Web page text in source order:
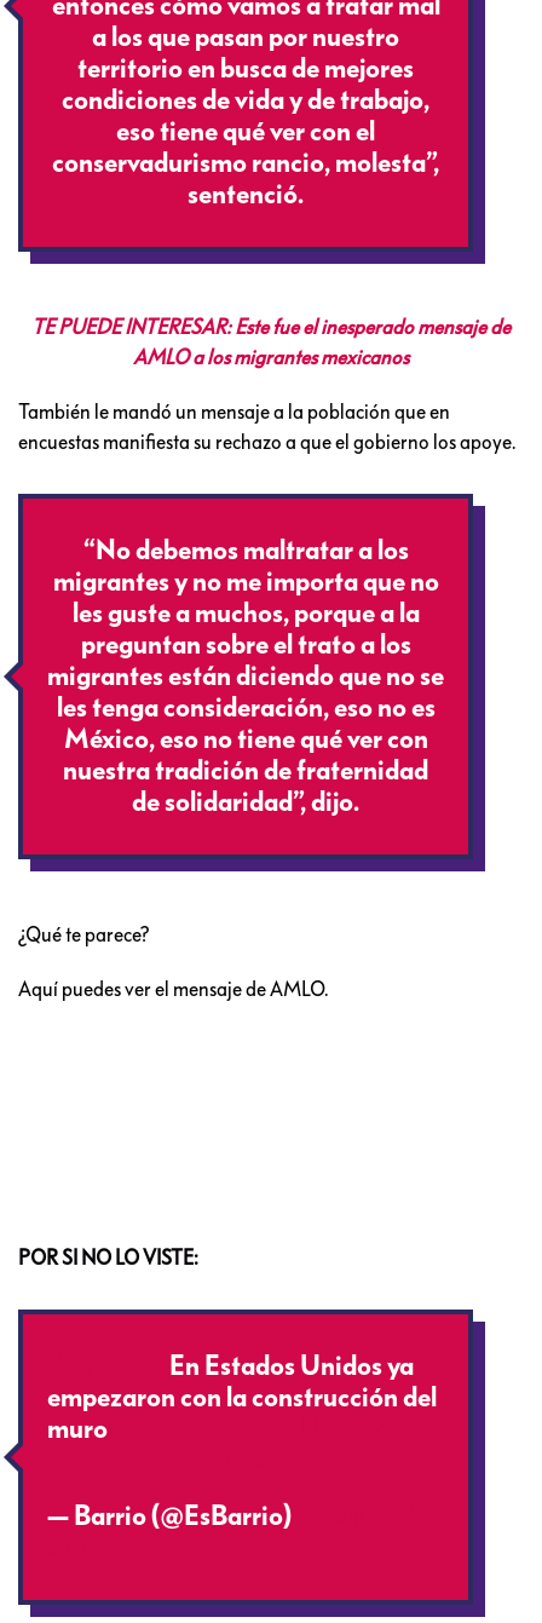
entonces cómo vamos a tratar mal
a los que pasan por nuestro
territorio en busca de mejores
condiciones de vida y de trabajo,
eso tiene qué ver con el
conservadurismo rancio, molesta”,
sentenció.
TE PUEDE INTERESAR: Este fue el inesperado mensaje de
AMLO a los migrantes mexicanos
También le mandó un mensaje a la población que en
encuestas manifiesta su rechazo a que el gobierno los apoye.
“No debemos maltratar a los
migrantes y no me importa que no
les guste a muchos, porque a la
preguntan sobre el trato a los
migrantes están diciendo que no se
les tenga consideración, eso no es
México, eso no tiene qué ver con
nuestra tradición de fraternidad
de solidaridad”, dijo.
¿Qué te parece?
Aquí puedes ver el mensaje de AMLO.
POR SI NO LO VISTE:
En Estados Unidos ya
empezaron con la construcción del
muro
— Barrio (@EsBarrio)